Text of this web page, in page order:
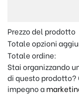
Prezzo del prodotto
Totale opzioni
Totale ordine:
Stai organizzando
di questo
impegno a